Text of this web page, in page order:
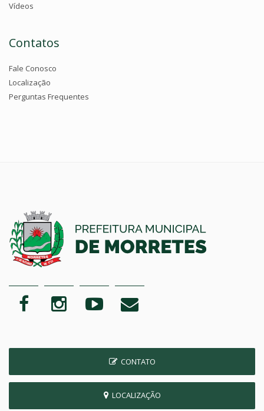
Vídeos
Contatos
Fale Conosco
Localização
Perguntas Frequentes
CONTATO
LOCALIZAÇÃO